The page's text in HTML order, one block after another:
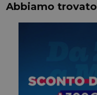
Abbiamo trovato